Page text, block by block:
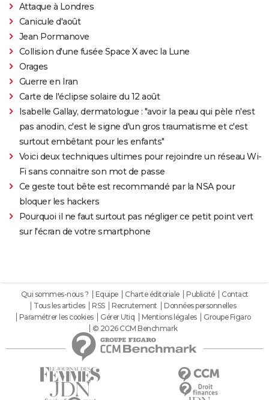
Attaque à Londres
Canicule d'août
Jean Pormanove
Collision d'une fusée Space X avec la Lune
Orages
Guerre en Iran
Carte de l'éclipse solaire du 12 août
Isabelle Gallay, dermatologue : "avoir la peau qui pèle n'est
pas anodin, c'est le signe d'un gros traumatisme et c'est
surtout embêtant pour les enfants"
Voici deux techniques ultimes pour rejoindre un réseau Wi-
Fi sans connaitre son mot de passe
Ce geste tout bête est recommandé par la NSA pour
bloquer les hackers
Pourquoi il ne faut surtout pas négliger ce petit point vert
sur l'écran de votre smartphone
Qui sommes-nous ? Equipe Charte éditoriale Publicité
Contact
Tous les articles
RSS Recrutement
Données personnelles
Paramétrer les cookies
Gérer Utiq Mentions légales
Groupe Figaro
© 2026 CCM Benchmark